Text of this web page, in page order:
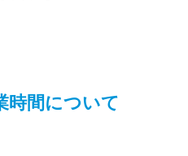
時間について